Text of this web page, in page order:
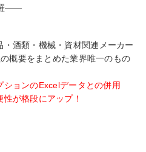
羅――
・酒類・機械・資材関連メーカー
概要をまとめた業界唯一のもの
ションのExcelデータとの併用
性が格段にアップ！